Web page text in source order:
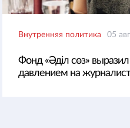
Внутренняя политика 05
Фонд «Әділ сөз»
давлением на